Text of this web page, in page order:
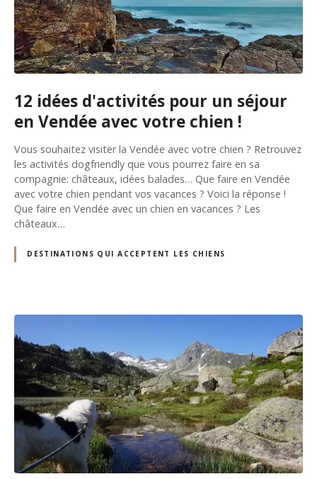
12 idées d'activités pour un séjour
en Vendée avec votre chien !
Vous souhaitez visiter la Vendée avec votre chien ? Retrouvez
les activités dogfriendly que vous pourrez faire en sa
compagnie: châteaux, idées balades… Que faire en Vendée
avec votre chien pendant vos vacances ? Voici la réponse !
Que faire en Vendée avec un chien en vacances ? Les
châteaux…
DESTINATIONS QUI ACCEPTENT LES CHIENS